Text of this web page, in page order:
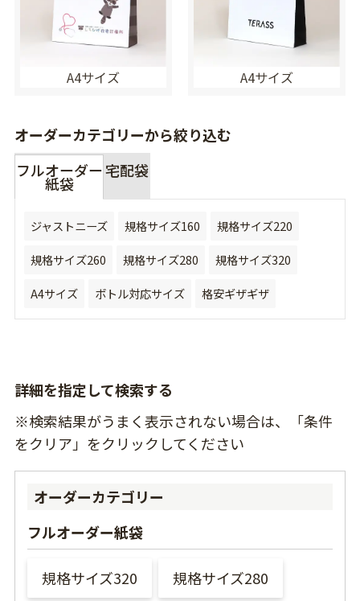
A4サイズ A4サイズ
オーダーカテゴリーから絞り込む
フルオーダー
紙袋
宅配袋
ジャストニーズ 規格サイズ160
規格サイズ220
規格サイズ260
規格サイズ280
規格サイズ320
A4サイズ
ボトル対応サイズ 格安ギザギザ
詳細を指定して検索する
※検索結果がうまく表示されない場合は、「条件
をクリア」をクリックしてください
オーダーカテゴリー
フルオーダー紙袋
規格サイズ320 規格サイズ280